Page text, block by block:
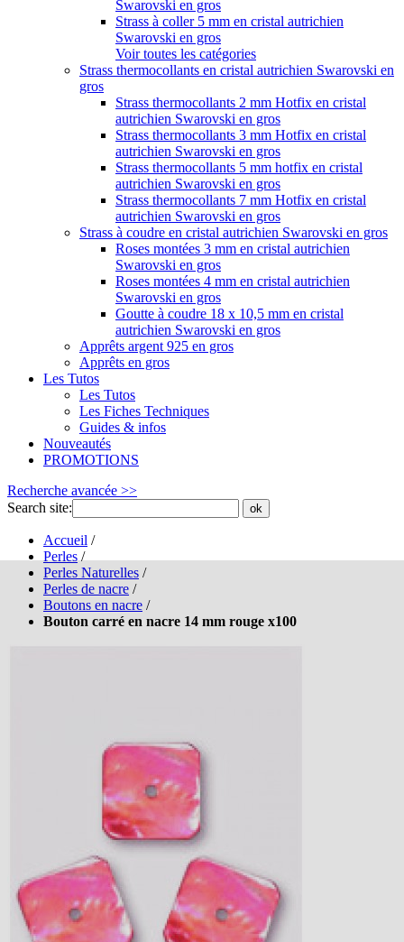
Swarovski en gros
Strass à coller 5 mm en cristal autrichien
Swarovski en gros
Voir toutes les catégories
Strass thermocollants en cristal autrichien Swarovski en
gros
Strass thermocollants 2 mm Hotfix en cristal
autrichien Swarovski en gros
Strass thermocollants 3 mm Hotfix en cristal
autrichien Swarovski en gros
Strass thermocollants 5 mm hotfix en cristal
autrichien Swarovski en gros
Strass thermocollants 7 mm Hotfix en cristal
autrichien Swarovski en gros
Strass à coudre en cristal autrichien Swarovski en gros
Roses montées 3 mm en cristal autrichien
Swarovski en gros
Roses montées 4 mm en cristal autrichien
Swarovski en gros
Goutte à coudre 18 x 10,5 mm en cristal
autrichien Swarovski en gros
Apprêts argent 925 en gros
Apprêts en gros
Les Tutos
Les Tutos
Les Fiches Techniques
Guides & infos
Nouveautés
PROMOTIONS
Recherche avancée >>
Search site:
ok
Accueil /
Perles /
Perles Naturelles /
Perles de nacre /
Boutons en nacre /
Bouton carré en nacre 14 mm rouge x100